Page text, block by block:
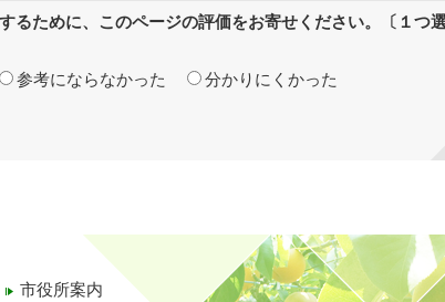
るために、このページの評価をお寄せください。〔１つ
参考にならなかった 分かりにくかった
市役所案内